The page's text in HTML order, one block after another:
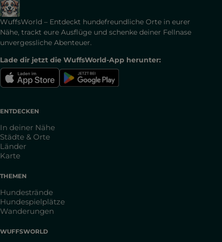
WuffsWorld – Entdeckt hundefreundliche Orte in eurer
Nähe, trackt eure Ausflüge und schenke deiner Fellnase
unvergessliche Abenteuer.
Lade dir jetzt die WuffsWorld-App herunter:
ENTDECKEN
In deiner Nähe
Städte & Orte
Länder
Karte
THEMEN
Hundestrände
Hundespielplätze
Wanderungen
WUFFSWORLD